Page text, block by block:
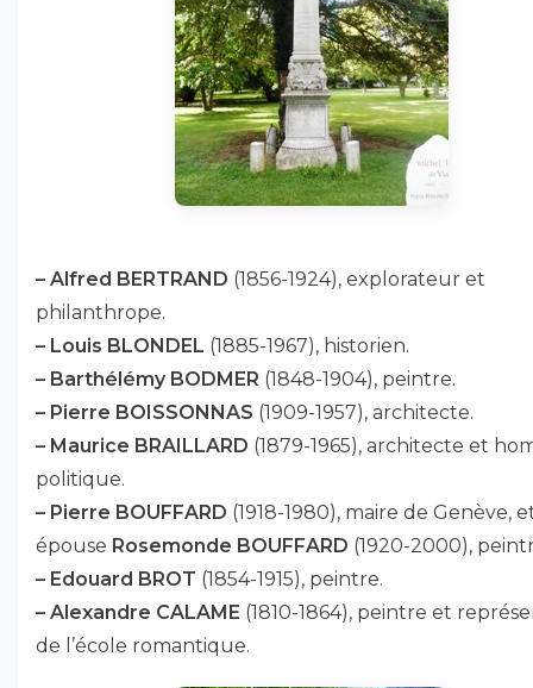
– Alfred BERTRAND (1856-1924), explorateur et
philanthrope.
– Louis BLONDEL (1885-1967), historien.
– Barthélémy BODMER (1848-1904), peintre.
– Pierre BOISSONNAS (1909-1957), architecte.
– Maurice BRAILLARD (1879-1965), architecte et
politique.
– Pierre BOUFFARD (1918-1980), maire de Genève,
épouse Rosemonde BOUFFARD (1920-2000),
– Edouard BROT (1854-1915), peintre.
– Alexandre CALAME (1810-1864), peintre et
de l’école romantique.